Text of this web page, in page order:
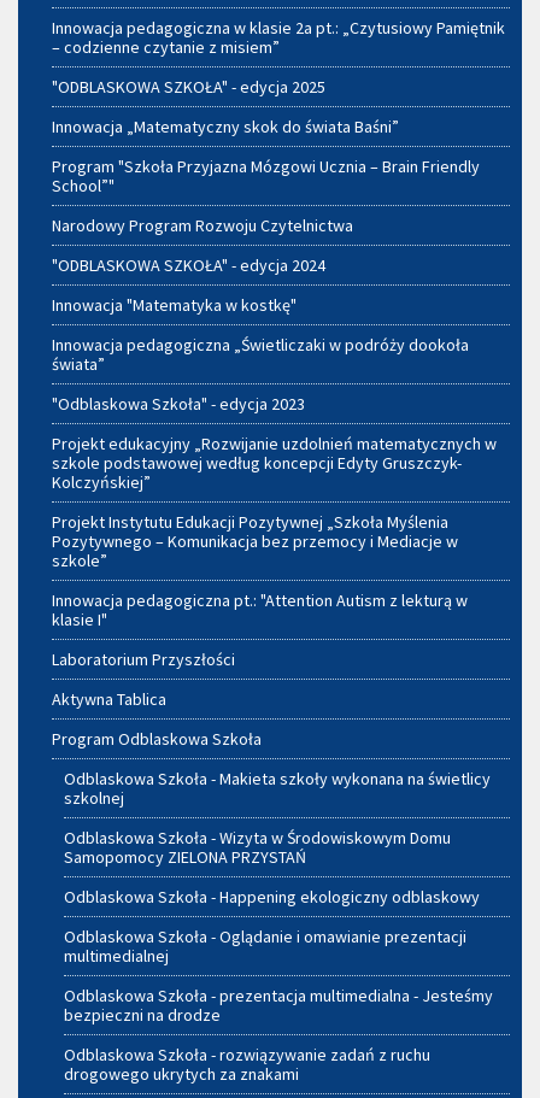
Innowacja pedagogiczna w klasie 2a pt.: „Czytusiowy Pamiętnik
– codzienne czytanie z misiem”
"ODBLASKOWA SZKOŁA" - edycja 2025
Innowacja „Matematyczny skok do świata Baśni”
Program "Szkoła Przyjazna Mózgowi Ucznia – Brain Friendly
School”"
Narodowy Program Rozwoju Czytelnictwa
"ODBLASKOWA SZKOŁA" - edycja 2024
Innowacja "Matematyka w kostkę"
Innowacja pedagogiczna „Świetliczaki w podróży dookoła
świata”
"Odblaskowa Szkoła" - edycja 2023
Projekt edukacyjny „Rozwijanie uzdolnień matematycznych w
szkole podstawowej według koncepcji Edyty Gruszczyk-
Kolczyńskiej”
Projekt Instytutu Edukacji Pozytywnej „Szkoła Myślenia
Pozytywnego – Komunikacja bez przemocy i Mediacje w
szkole”
Innowacja pedagogiczna pt.: "Attention Autism z lekturą w
klasie I"
Laboratorium Przyszłości
Aktywna Tablica
Program Odblaskowa Szkoła
Odblaskowa Szkoła - Makieta szkoły wykonana na świetlicy
szkolnej
Odblaskowa Szkoła - Wizyta w Środowiskowym Domu
Samopomocy ZIELONA PRZYSTAŃ
Odblaskowa Szkoła - Happening ekologiczny odblaskowy
Odblaskowa Szkoła - Oglądanie i omawianie prezentacji
multimedialnej
Odblaskowa Szkoła - prezentacja multimedialna - Jesteśmy
bezpieczni na drodze
Odblaskowa Szkoła - rozwiązywanie zadań z ruchu
drogowego ukrytych za znakami